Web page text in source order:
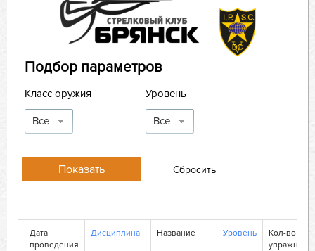
Подбор параметров
Класс оружия
Все
Уровень
Все
Дата
проведения
Дисциплина Название Уровень
Кол-во